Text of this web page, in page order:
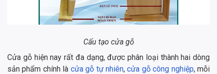
Cấu tạo cửa gỗ
Cửa gỗ hiện nay rất đa dạng, được phân loại thành hai dòng
sản phẩm chính là cửa gỗ tự nhiên,cửa gỗ công nghiệp, mỗi